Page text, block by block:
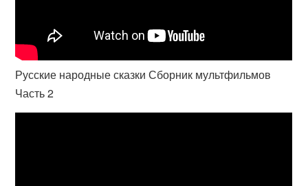
Русские народные сказки Сборник мультфильмов
Часть 2